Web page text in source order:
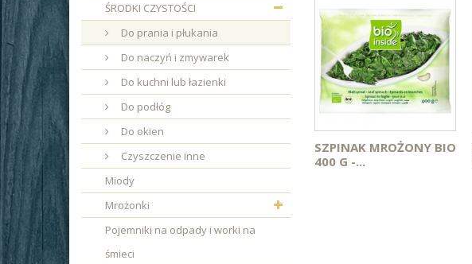
ŚRODKI CZYSTOŚCI
Do prania i płukania
Do naczyń i zmywarek
Do kuchni lub łazienki
Do podłóg
Do okien
Czyszczenie inne
Miody
Mrożonki
Pojemniki na odpady i worki na
śmieci
SZPINAK MROŻONY BIO
400 G -...